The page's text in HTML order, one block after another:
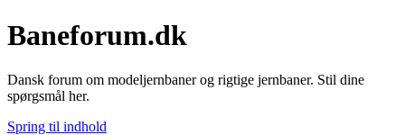
Baneforum.dk
Dansk forum om modeljernbaner og rigtige jernbaner. Stil dine
spørgsmål her.
Spring til indhold